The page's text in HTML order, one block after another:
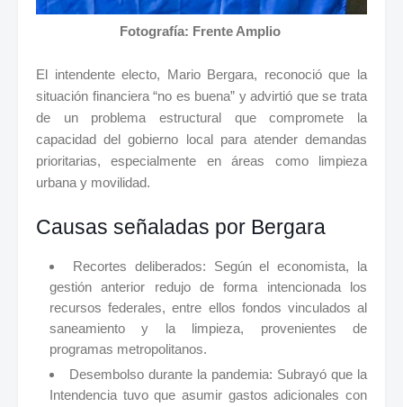
Fotografía: Frente Amplio
El intendente electo, Mario Bergara, reconoció que la
situación financiera “no es buena” y advirtió que se trata
de un problema estructural que compromete la
capacidad del gobierno local para atender demandas
prioritarias, especialmente en áreas como limpieza
urbana y movilidad.
Causas señaladas por Bergara
Recortes deliberados: Según el economista, la
gestión anterior redujo de forma intencionada los
recursos federales, entre ellos fondos vinculados al
saneamiento y la limpieza, provenientes de
programas metropolitanos.
Desembolso durante la pandemia: Subrayó que la
Intendencia tuvo que asumir gastos adicionales con